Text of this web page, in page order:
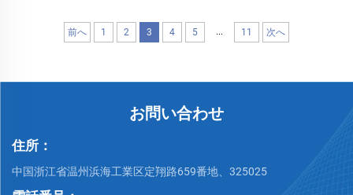
前へ 1 2 3 4 5 ... 11 次へ
お問い合わせ
住所：
中国浙江省温州浜海工業区定翔路659番地、325025